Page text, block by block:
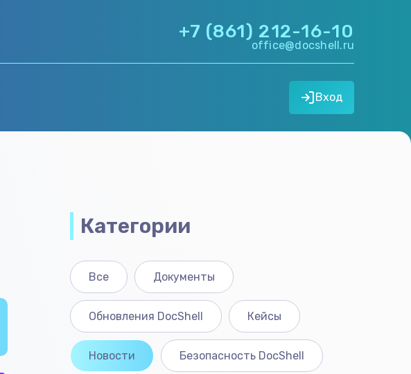
+7 (861) 212-16-10
office@docshell.ru
Вход
Категории
Все Документы
Обновления DocShell Кейсы
Новости Безопасность DocShell